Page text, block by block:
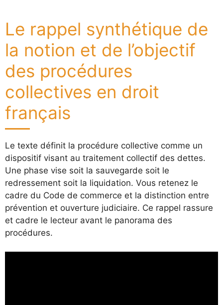
Le rappel synthétique de
la notion et de l’objectif
des procédures
collectives en droit
français
Le texte définit la procédure collective comme un
dispositif visant au traitement collectif des dettes.
Une phase vise soit la sauvegarde soit le
redressement soit la liquidation. Vous retenez le
cadre du Code de commerce et la distinction entre
prévention et ouverture judiciaire. Ce rappel rassure
et cadre le lecteur avant le panorama des
procédures.